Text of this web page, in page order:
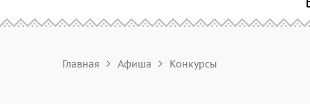
Главная Афиша Конкурсы